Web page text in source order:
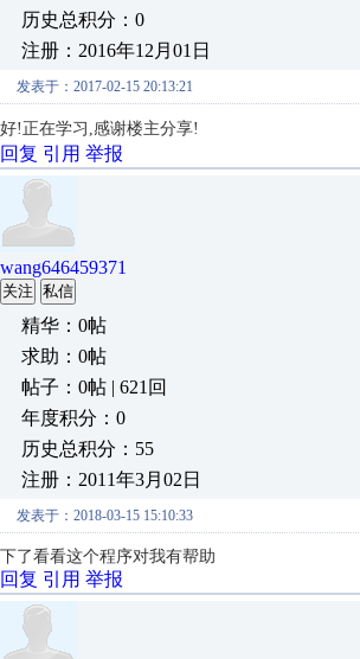
历史总积分：0
注册：2016年12月01日
发表于：2017-02-15 20:13:21
好!正在学习,感谢楼主分享!
回复 引用 举报
wang646459371
关注 私信
精华：0帖
求助：0帖
帖子：0帖 | 621回
年度积分：0
历史总积分：55
注册：2011年3月02日
发表于：2018-03-15 15:10:33
下了看看这个程序对我有帮助
回复 引用 举报